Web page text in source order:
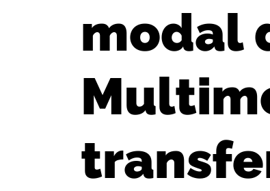
modal